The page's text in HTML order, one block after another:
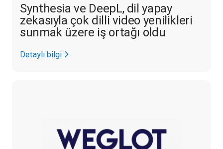
Synthesia ve DeepL, dil yapay
zekasıyla çok dilli video yenilikleri
sunmak üzere iş ortağı oldu
Detaylı bilgi